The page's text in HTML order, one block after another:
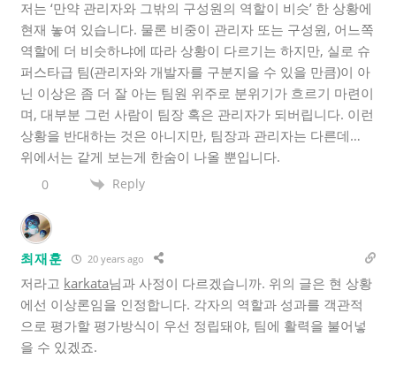
저는 ‘만약 관리자와 그밖의 구성원의 역할이 비슷’ 한 상황에
현재 놓여 있습니다. 물론 비중이 관리자 또는 구성원, 어느쪽
역할에 더 비슷하냐에 따라 상황이 다르기는 하지만, 실로 슈
퍼스타급 팀(관리자와 개발자를 구분지을 수 있을 만큼)이 아
닌 이상은 좀 더 잘 아는 팀원 위주로 분위기가 흐르기 마련이
며, 대부분 그런 사람이 팀장 혹은 관리자가 되버립니다. 이런
상황을 반대하는 것은 아니지만, 팀장과 관리자는 다른데…
위에서는 같게 보는게 한숨이 나올 뿐입니다.
0 Reply
최재훈 20 years ago
저라고 karkata님과 사정이 다르겠습니까. 위의 글은 현 상황
에선 이상론임을 인정합니다. 각자의 역할과 성과를 객관적
으로 평가할 평가방식이 우선 정립돼야, 팀에 활력을 불어넣
을 수 있겠죠.